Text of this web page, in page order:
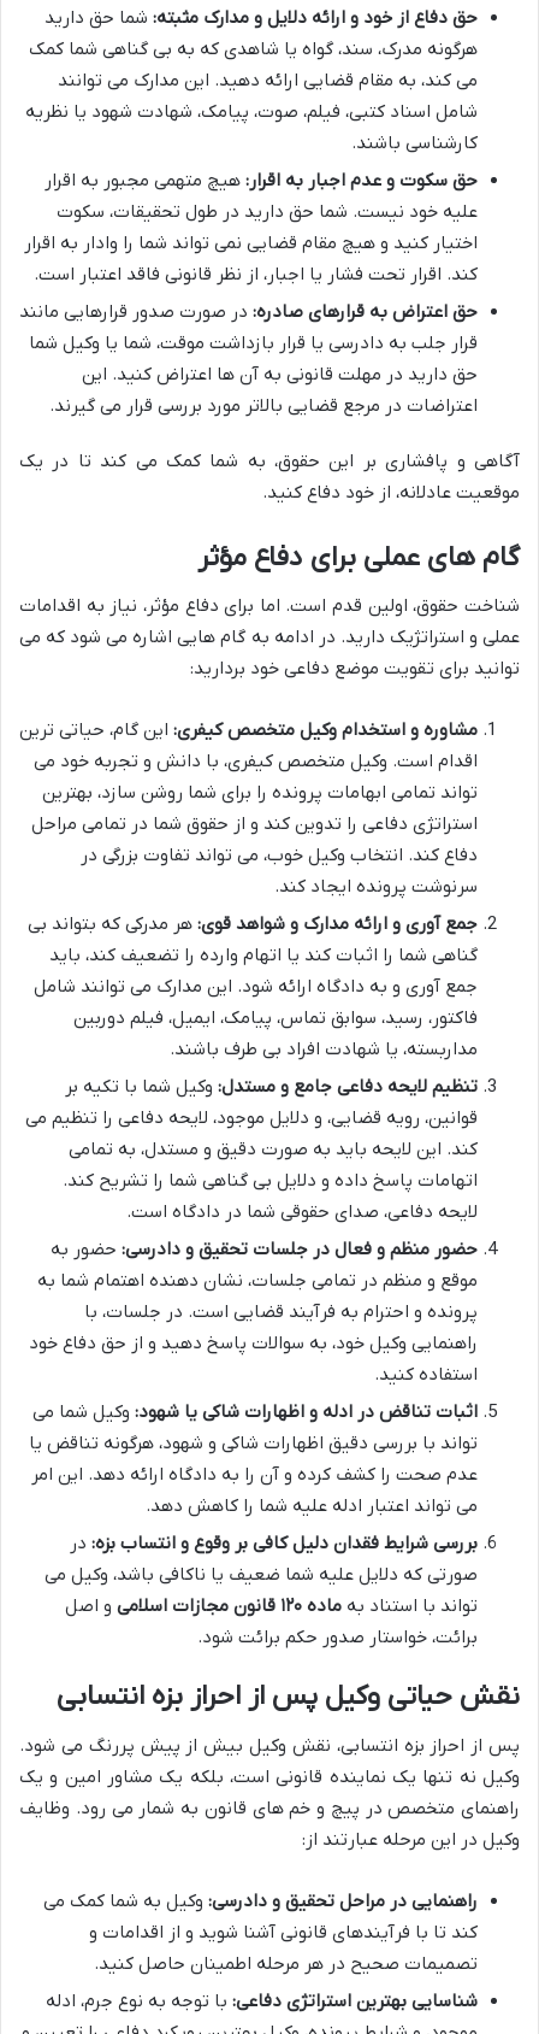
حق دفاع از خود و ارائه دلایل و مدارک مثبته: شما حق دارید
هرگونه مدرک، سند، گواه یا شاهدی که به بی گناهی شما کمک
می کند، به مقام قضایی ارائه دهید. این مدارک می توانند
شامل اسناد کتبی، فیلم، صوت، پیامک، شهادت شهود یا نظریه
کارشناسی باشند.
حق سکوت و عدم اجبار به اقرار: هیچ متهمی مجبور به اقرار
علیه خود نیست. شما حق دارید در طول تحقیقات، سکوت
اختیار کنید و هیچ مقام قضایی نمی تواند شما را وادار به اقرار
کند. اقرار تحت فشار یا اجبار، از نظر قانونی فاقد اعتبار است.
حق اعتراض به قرارهای صادره: در صورت صدور قرارهایی مانند
قرار جلب به دادرسی یا قرار بازداشت موقت، شما یا وکیل شما
حق دارید در مهلت قانونی به آن ها اعتراض کنید. این
اعتراضات در مرجع قضایی بالاتر مورد بررسی قرار می گیرند.
آگاهی و پافشاری بر این حقوق، به شما کمک می کند تا در یک
موقعیت عادلانه، از خود دفاع کنید.
گام های عملی برای دفاع مؤثر
شناخت حقوق، اولین قدم است. اما برای دفاع مؤثر، نیاز به اقدامات
عملی و استراتژیک دارید. در ادامه به گام هایی اشاره می شود که می
توانید برای تقویت موضع دفاعی خود بردارید:
مشاوره و استخدام وکیل متخصص کیفری: این گام، حیاتی ترین
اقدام است. وکیل متخصص کیفری، با دانش و تجربه خود می
تواند تمامی ابهامات پرونده را برای شما روشن سازد، بهترین
استراتژی دفاعی را تدوین کند و از حقوق شما در تمامی مراحل
دفاع کند. انتخاب وکیل خوب، می تواند تفاوت بزرگی در
سرنوشت پرونده ایجاد کند.
جمع آوری و ارائه مدارک و شواهد قوی: هر مدرکی که بتواند بی
گناهی شما را اثبات کند یا اتهام وارده را تضعیف کند، باید
جمع آوری و به دادگاه ارائه شود. این مدارک می توانند شامل
فاکتور، رسید، سوابق تماس، پیامک، ایمیل، فیلم دوربین
مداربسته، یا شهادت افراد بی طرف باشند.
تنظیم لایحه دفاعی جامع و مستدل: وکیل شما با تکیه بر
قوانین، رویه قضایی، و دلایل موجود، لایحه دفاعی را تنظیم می
کند. این لایحه باید به صورت دقیق و مستدل، به تمامی
اتهامات پاسخ داده و دلایل بی گناهی شما را تشریح کند.
لایحه دفاعی، صدای حقوقی شما در دادگاه است.
حضور منظم و فعال در جلسات تحقیق و دادرسی: حضور به
موقع و منظم در تمامی جلسات، نشان دهنده اهتمام شما به
پرونده و احترام به فرآیند قضایی است. در جلسات، با
راهنمایی وکیل خود، به سوالات پاسخ دهید و از حق دفاع خود
استفاده کنید.
اثبات تناقض در ادله و اظهارات شاکی یا شهود: وکیل شما می
تواند با بررسی دقیق اظهارات شاکی و شهود، هرگونه تناقض یا
عدم صحت را کشف کرده و آن را به دادگاه ارائه دهد. این امر
می تواند اعتبار ادله علیه شما را کاهش دهد.
بررسی شرایط فقدان دلیل کافی بر وقوع و انتساب بزه: در
صورتی که دلایل علیه شما ضعیف یا ناکافی باشد، وکیل می
تواند با استناد به ماده ۱۲۰ قانون مجازات اسلامی
و اصل
برائت، خواستار صدور حکم برائت شود.
نقش حیاتی وکیل پس از احراز بزه انتسابی
پس از احراز بزه انتسابی، نقش وکیل بیش از پیش پررنگ می شود.
وکیل نه تنها یک نماینده قانونی است، بلکه یک مشاور امین و یک
راهنمای متخصص در پیچ و خم های قانون به شمار می رود. وظایف
وکیل در این مرحله عبارتند از:
راهنمایی در مراحل تحقیق و دادرسی: وکیل به شما کمک می
کند تا با فرآیندهای قانونی آشنا شوید و از اقدامات و
تصمیمات صحیح در هر مرحله اطمینان حاصل کنید.
شناسایی بهترین استراتژی دفاعی: با توجه به نوع جرم، ادله